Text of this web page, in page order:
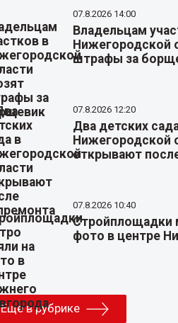
07.8.2026 14:00
Владельцам
Нижегородской
штрафы за
07.8.2026 12:20
Два детских
Нижегородской
открывают
07.8.2026 10:40
Стройплощадки
фото в центре
Еще в рубрике